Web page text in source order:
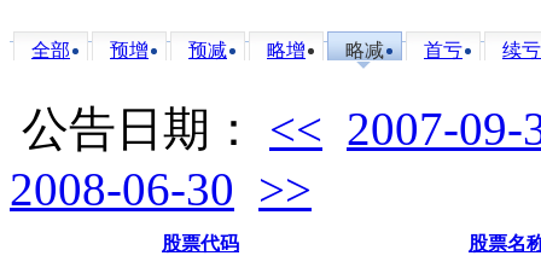
全部 预增 预减 略增 略减 首亏 续亏
公告日期： << 2007-09-
2008-06-30 >>
股票代码 股票名